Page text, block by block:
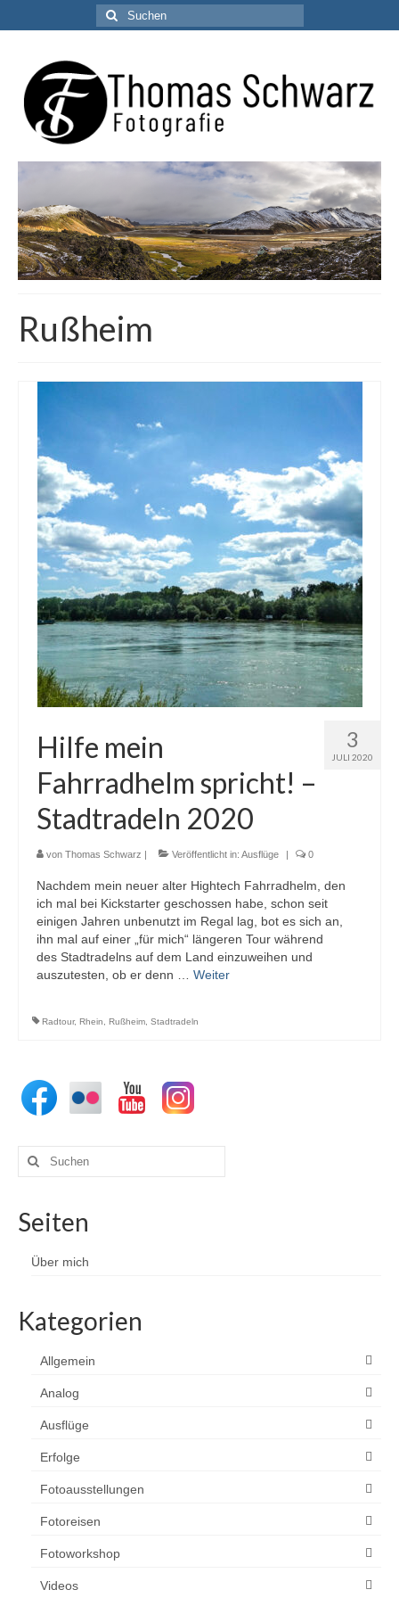
Suchen
nach:
Rußheim
3
JULI 2020
Hilfe mein
Fahrradhelm spricht! –
Stadtradeln 2020
von Thomas Schwarz | Veröffentlicht in: Ausflüge | 0
Nachdem mein neuer alter Hightech Fahrradhelm, den
ich mal bei Kickstarter geschossen habe, schon seit
einigen Jahren unbenutzt im Regal lag, bot es sich an,
ihn mal auf einer „für mich“ längeren Tour während
des Stadtradelns auf dem Land einzuweihen und
auszutesten, ob er denn … Weiter
Radtour, Rhein Rußheim Stadtradeln
Suchen
nach:
Seiten
Über mich
Kategorien
Allgemein
Analog
Ausflüge
Erfolge
Fotoausstellungen
Fotoreisen
Fotoworkshop
Videos